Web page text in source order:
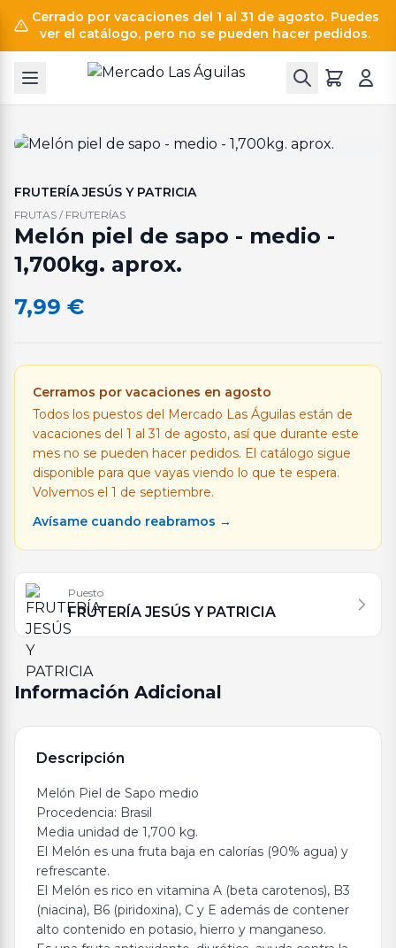
Cerrado por vacaciones del 1 al 31 de agosto. Puedes
ver el catálogo, pero no se pueden hacer pedidos.
FRUTERÍA JESÚS Y PATRICIA
FRUTAS / FRUTERÍAS
Melón piel de sapo - medio -
1,700kg. aprox.
7,99 €
Cerramos por vacaciones en agosto
Todos los puestos del Mercado Las Águilas están de
vacaciones del 1 al 31 de agosto, así que durante este
mes no se pueden hacer pedidos. El catálogo sigue
disponible para que vayas viendo lo que te espera.
Volvemos el 1 de septiembre.
Avísame cuando reabramos →
Puesto
FRUTERÍA JESÚS Y PATRICIA
Información Adicional
Descripción
Melón Piel de Sapo medio
Procedencia: Brasil
Media unidad de 1,700 kg.
El Melón es una fruta baja en calorías (90% agua) y
refrescante.
El Melón es rico en vitamina A (beta carotenos), B3
(niacina), B6 (piridoxina), C y E además de contener
alto contenido en potasio, hierro y manganeso.